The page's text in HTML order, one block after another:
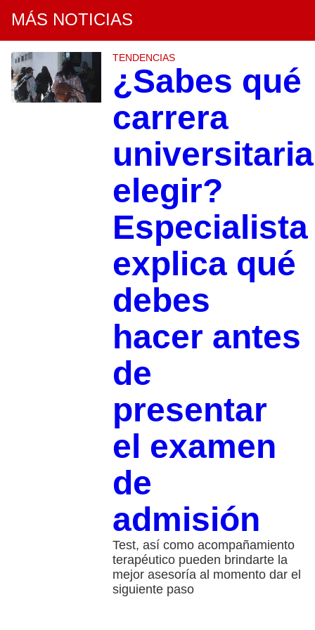
MÁS NOTICIAS
TENDENCIAS
¿Sabes qué
carrera
universitaria
elegir?
Especialista
explica qué
debes
hacer antes
de
presentar
el examen
de
admisión
Test, así como acompañamiento
terapéutico pueden brindarte la
mejor asesoría al momento dar el
siguiente paso